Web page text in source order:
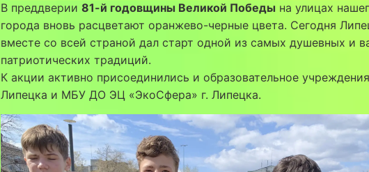
В преддверии 81-й годовщины Великой Победы на улицах
города вновь расцветают оранжево-черные цвета. Сегодня
вместе со всей страной дал старт одной из самых душевных и
патриотических традиций.
К акции активно присоединились и образовательное учреждения
Липецка и МБУ ДО ЭЦ «ЭкоСфера» г. Липецка.